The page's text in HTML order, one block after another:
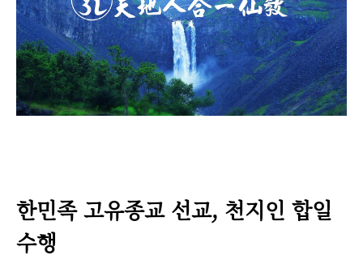
한민족 고유종교 선교, 천지인 합일
수행